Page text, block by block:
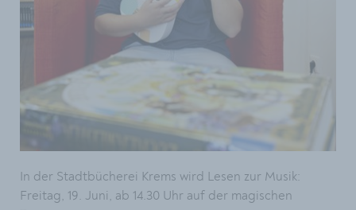
In der Stadtbücherei Krems wird Lesen zur Musik:
Freitag, 19. Juni, ab 14.30 Uhr auf der magischen